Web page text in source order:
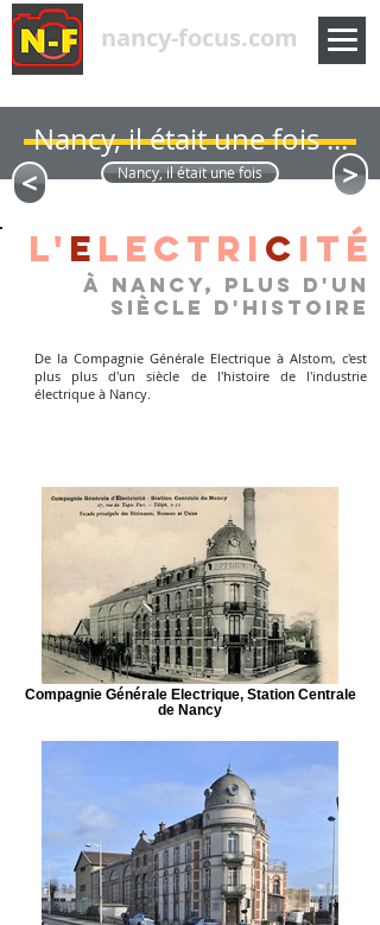
nancy-focus.com
Nancy, il était une fois ...
< Nancy, il était une fois <
l' E lectri c ité
à nancy, plus d'un
siècle d'histoire
De la Compagnie Générale Electrique à Alstom, c'est
plus plus d'un siècle de l'histoire de l'industrie
électrique à Nancy.
Compagnie Générale Electrique, Station Centrale
de Nancy